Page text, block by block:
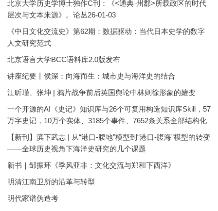
北京大学历史学博士独作C刊：《<通典·州郡>所载政区的时代
层次与文本来源》。论丛26-01-03
《中日文化交流史》第62期：数据驱动：当代日本史学的数字
人文研究范式
北京语言大学BCC语料库2.0版发布
讲座纪要丨侯深：向海而生：城市史与海洋史的结合
江昕瑾、张坤 | 鸦片战争前后英国舆论中林则徐形象的嬗变
一个开源的AI《史记》知识库与26个可复用构造知识库Skill，57
万字史记，10万个实体、3185个事件、7652条关系全部结构化
【新刊】滨下武志 | 从“港口-腹地”模型到“港口-腹海”模型的转变
——全球历史视角下海洋史研究的几个课题
新书｜邹振环《季风亚非：文化交流与郑和下西洋》
明清江南卫所的沿革与转型
明代家谱伪造考